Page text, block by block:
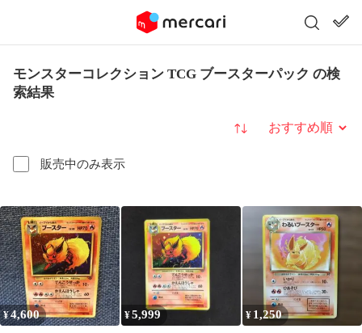
モンスターコレクション TCG ブースターパック の検
索結果
販売中のみ表示
並び替え
¥4,600 ¥5,999 ¥ 1,250